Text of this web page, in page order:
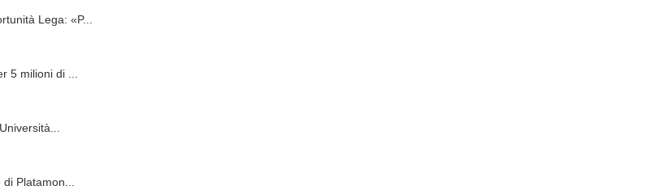
Lega: «P...
5 milioni di ...
Platamon...